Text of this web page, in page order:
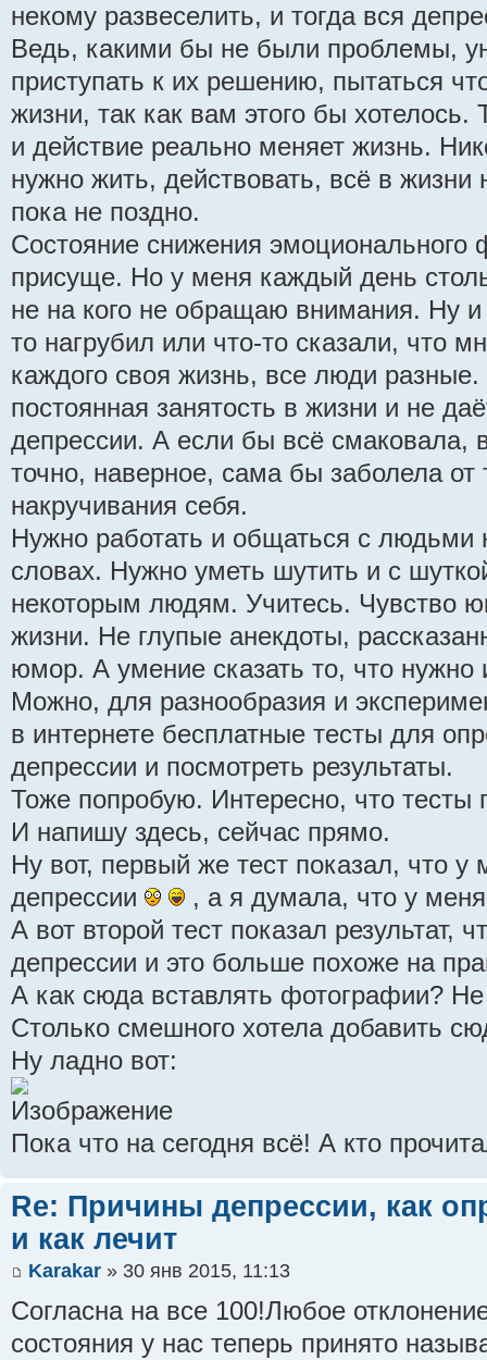
некому развеселить, и тогда вся
Ведь, какими бы не были проблемы,
приступать к их решению, пытаться
жизни, так как вам этого бы
и действие реально меняет жизнь.
нужно жить, действовать, всё в
пока не поздно.
Состояние снижения эмоционального
присуще. Но у меня каждый день
не на кого не обращаю внимания. Ну
то нагрубил или что-то сказали, что
каждого своя жизнь, все люди
постоянная занятость в жизни и не
депрессии. А если бы всё смаковала,
точно, наверное, сама бы заболела от
накручивания себя.
Нужно работать и общаться с людьми
словах. Нужно уметь шутить и с
некоторым людям. Учитесь. Чувство
жизни. Не глупые анекдоты,
юмор. А умение сказать то, что нужно
Можно, для разнообразия и
в интернете бесплатные тесты для
депрессии и посмотреть результаты.
Тоже попробую. Интересно, что тесты
И напишу здесь, сейчас прямо.
Ну вот, первый же тест показал, что у
депрессии
, а я думала, что у меня
А вот второй тест показал результат,
депрессии и это больше похоже на
А как сюда вставлять фотографии? Не
Столько смешного хотела добавить
Ну ладно вот:
Пока что на сегодня всё! А кто
Re: Причины депрессии, как
и как лечит
Karakar » 30 янв 2015, 11:13
Согласна на все 100!Любое
состояния у нас теперь принято